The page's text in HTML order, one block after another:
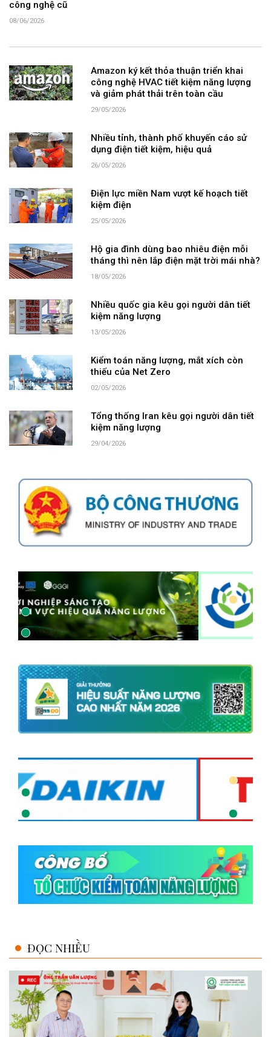
công nghệ cũ
08/06/2026
Amazon ký kết thỏa thuận triển khai
công nghệ HVAC tiết kiệm năng lượng
và giảm phát thải trên toàn cầu
29/05/2026
Nhiều tỉnh, thành phố khuyến cáo sử
dụng điện tiết kiệm, hiệu quả
26/05/2026
Điện lực miền Nam vượt kế hoạch tiết
kiệm điện
25/05/2026
Hộ gia đình dùng bao nhiêu điện mỗi
tháng thì nên lắp điện mặt trời mái nhà?
18/05/2026
Nhiều quốc gia kêu gọi người dân tiết
kiệm năng lượng
13/05/2026
Kiểm toán năng lượng, mắt xích còn
thiếu của Net Zero
02/05/2026
Tổng thống Iran kêu gọi người dân tiết
kiệm năng lượng
29/04/2026
ĐỌC NHIỀU